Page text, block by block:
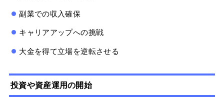
副業での収入確保
キャリアアップへの挑戦
大金を得て立場を逆転させる
投資や資産運用の開始